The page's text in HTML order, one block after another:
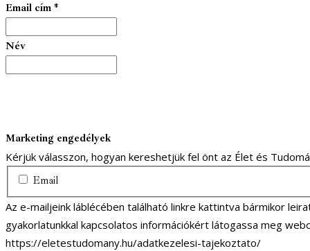
Email cím *
Név
Marketing engedélyek
Kérjük válasszon, hogyan kereshetjük fel önt az Élet és
Email
Az e-mailjeink láblécében található linkre kattintva bármikor
gyakorlatunkkal kapcsolatos információkért látogassa meg
https://eletestudomany.hu/adatkezelesi-tajekoztato/